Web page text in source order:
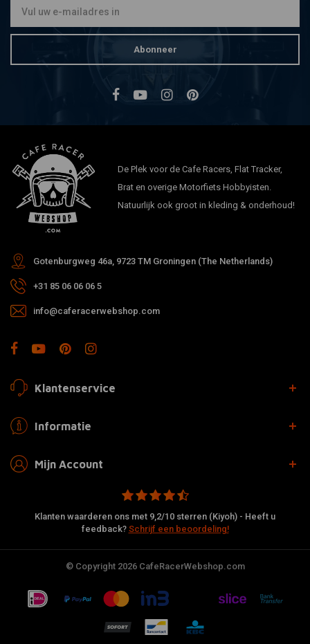
Abonneer
De Plek voor de Cafe Racers, Flat Tracker,
Brat en overige Motorfiets Hobbyisten.
Natuurlijk ook groot in kleding & onderhoud!
Gotenburgweg 46a, 9723 TM Groningen (The Netherlands)
+31 85 06 06 06 5
info@caferacerwebshop.com
Klantenservice
Informatie
Mijn Account
Klanten waarderen ons met 9,2/10 sterren (Kiyoh) - Heeft u
feedback? Schrijf een beoordeling!
© Copyright 2026 CafeRacerWebshop.com